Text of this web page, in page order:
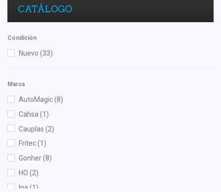
CATÁLOGO
Condición
Nuevo (33)
Marca
AutoMagic(8)
Cahsa (1)
Cauplas (2)
Fritec(1)
Gonher(8)
HO (2)
Ina (1)